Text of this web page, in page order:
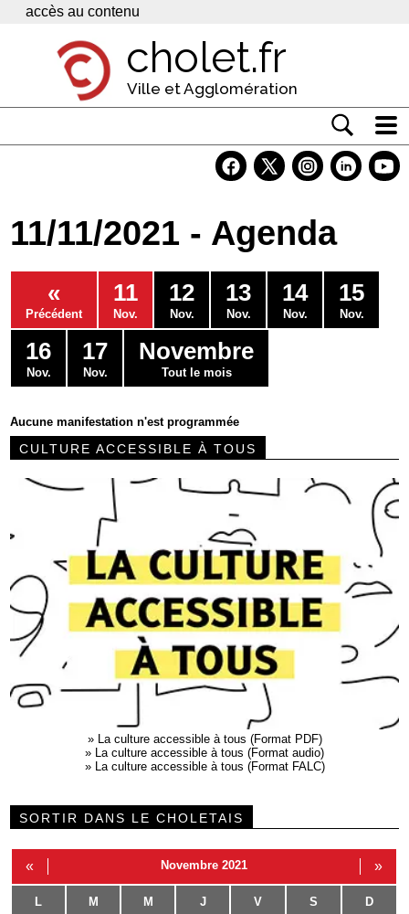
Panneau de gestion des cookies
accès au contenu
cholet.fr
Ville et Agglomération
Economie
Services
Contacts
11/11/2021 - Agenda
«
Précédent
11
Nov.
12
Nov.
13
Nov.
14
Nov.
15
Nov.
16
Nov.
17
Nov.
Novembre
Tout le mois
Aucune manifestation n'est programmée
CULTURE ACCESSIBLE À TOUS
»
La culture accessible à tous (Format PDF)
»
La culture accessible à tous (Format audio)
»
La culture accessible à tous (Format FALC)
SORTIR DANS LE CHOLETAIS
« Novembre 2021 »
L M M J V S D